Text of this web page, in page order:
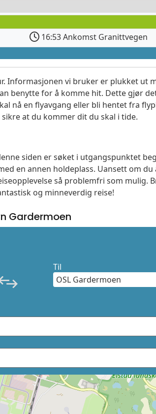
16:53 Ankomst Granittvegen
Informasjonen vi bruker er plukket ut
benytte for å komme hit. Dette gjør
nå en flyavgang eller bli hentet fra
at du kommer dit du skal i tide.
siden er søket i utgangspunktet
en annen holdeplass. Uansett om
så problemfri som mulig.
og minneverdig reise!
Gardermoen
Til